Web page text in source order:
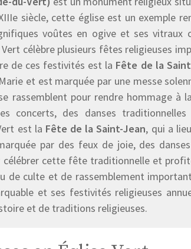
siècle, cette église est un exemple
voûtes en ogive et ses vitraux
Vert célèbre plusieurs fêtes religieuses
de ces festivités est la Fête de la
et est marquée par une messe
rassemblent pour rendre hommage à
concerts, des danses
est la Fête de la Saint-Jean, qui a
par des feux de joie, des
célébrer cette fête traditionnelle et
de culte et de rassemblement
et ses festivités religieuses
et de traditions religieuses.